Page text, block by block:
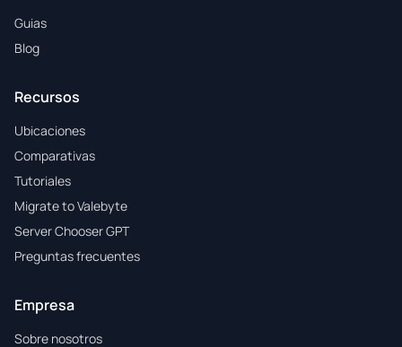
Guias
Blog
Recursos
Ubicaciones
Comparativas
Tutoriales
Migrate to Valebyte
Server Chooser GPT
Preguntas frecuentes
Empresa
Sobre nosotros